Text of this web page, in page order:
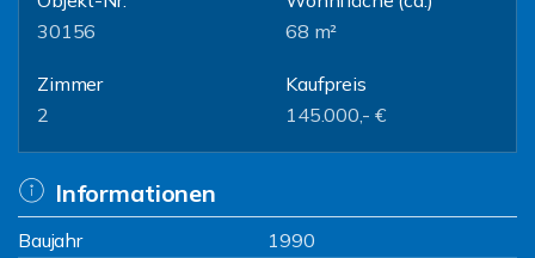
30156
68 m²
Zimmer
2
Kaufpreis
145.000,- €
Informationen
Baujahr
1990